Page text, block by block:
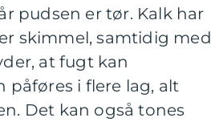
pudsen er tør. Kalk har
skimmel, samtidig med
at fugt kan
i flere lag, alt
Det kan også tones